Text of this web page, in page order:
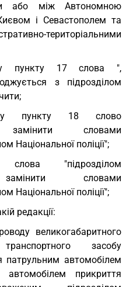
або між Автономною
і Севастополем та
територіальними
пункту 17 слова ",
з підрозділом
пункту 18 слово
замінити словами
Національної поліції";
"підрозділом
замінити словами
Національної поліції";
редакції:
великогабаритного
засобу
патрульним автомобілем
автомобілем прикриття